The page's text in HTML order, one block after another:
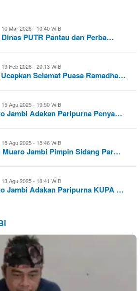
10 Mar 2026 - 10:40 WIB
PUTR Pantau dan Perba…
19 Feb 2026 - 20:13 WIB
Selamat Puasa Ramadha…
15 Agu 2025 - 19:50 WIB
Jambi Adakan Paripurna Penya…
15 Agu 2025 - 15:46 WIB
Muaro Jambi Pimpin Sidang Par…
13 Agu 2025 - 18:41 WIB
Jambi Adakan Paripurna KUPA …